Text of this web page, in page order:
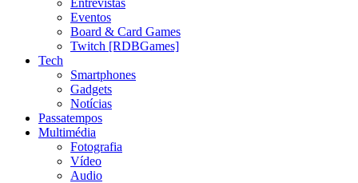
Eventos
Board & Card Games
Twitch [RDBGames]
Tech
Smartphones
Gadgets
Notícias
Passatempos
Multimédia
Fotografia
Vídeo
Audio